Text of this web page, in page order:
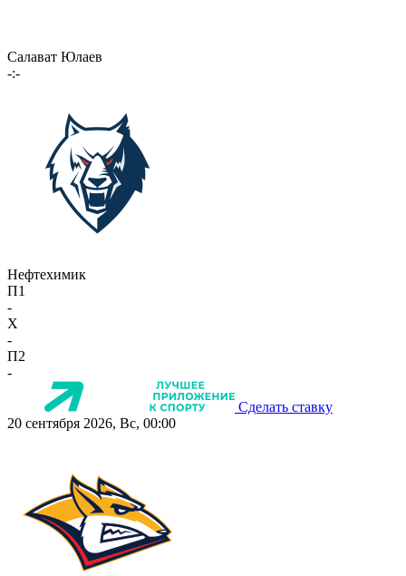
Салават Юлаев
-:-
Нефтехимик
П1
-
X
-
П2
-
Сделать ставку
20 сентября 2026, Вс, 00:00